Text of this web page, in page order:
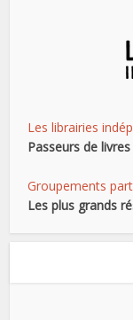
Les librairies
Passeurs de livres
Groupements
Les plus grands